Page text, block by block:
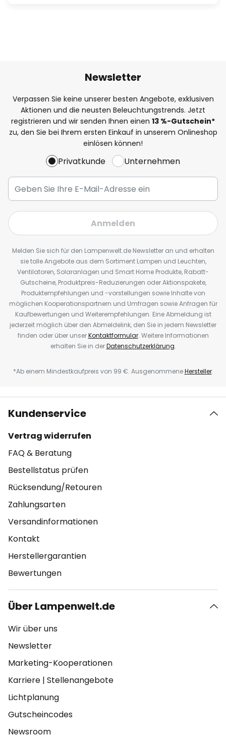
Newsletter
Verpassen Sie keine unserer besten Angebote, exklusiven
Aktionen und die neusten Beleuchtungstrends. Jetzt
registrieren und wir senden Ihnen einen 13 %-Gutschein*
zu, den Sie bei Ihrem ersten Einkauf in unserem Onlineshop
einlösen können!
Privatkunde Unternehmen
Anmelden
Melden Sie sich für den Lampenwelt.de Newsletter an und erhalten
sie tolle Angebote aus dem Sortiment Lampen und Leuchten,
Ventilatoren, Solaranlagen und Smart Home Produkte, Rabatt-
Gutscheine, Produktpreis-Reduzierungen oder Aktionspakete,
Produktempfehlungen und -vorstellungen sowie Inhalte von
möglichen Kooperationspartnern und Umfragen sowie Anfragen für
Kaufbewertungen und Weiterempfehlungen. Eine Abmeldung ist
jederzeit möglich über den Abmeldelink, den Sie in jedem Newsletter
finden oder über unserKontaktformular. Weitere Informationen
erhalten Sie in derDatenschutzerklärung.
*Ab einem Mindestkaufpreis von 99 €. AusgenommeneHersteller.
Kundenservice
Vertrag widerrufen
FAQ & Beratung
Bestellstatus prüfen
Rücksendung/Retouren
Zahlungsarten
Versandinformationen
Kontakt
Herstellergarantien
Bewertungen
Über Lampenwelt.de
Wir über uns
Newsletter
Marketing-Kooperationen
Karriere | Stellenangebote
Lichtplanung
Gutscheincodes
Newsroom